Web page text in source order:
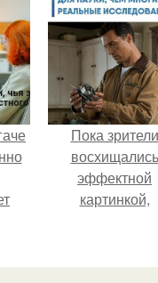
Пока зрители
восхищались
эффектной
картинкой,
построили